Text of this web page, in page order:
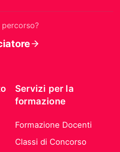
Servizi per la
formazione
Formazione Docenti
Classi di Concorso